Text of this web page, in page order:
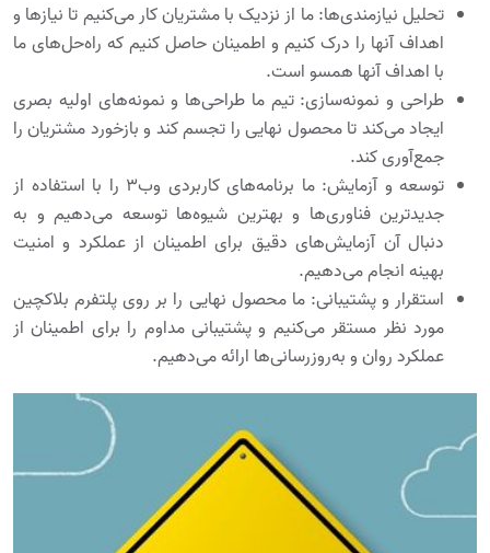
تحلیل نیازمندی‌ها: ما از نزدیک با مشتریان کار می‌کنیم تا نیازها و
اهداف آنها را درک کنیم و اطمینان حاصل کنیم که راه‌حل‌های ما
با اهداف آنها همسو است.
طراحی و نمونه‌سازی: تیم ما طراحی‌ها و نمونه‌های اولیه بصری
ایجاد می‌کند تا محصول نهایی را تجسم کند و بازخورد مشتریان را
جمع‌آوری کند.
توسعه و آزمایش: ما برنامه‌های کاربردی وب۳ را با استفاده از
جدیدترین فناوری‌ها و بهترین شیوه‌ها توسعه می‌دهیم و به
دنبال آن آزمایش‌های دقیق برای اطمینان از عملکرد و امنیت
بهینه انجام می‌دهیم.
استقرار و پشتیبانی: ما محصول نهایی را بر روی پلتفرم بلاکچین
مورد نظر مستقر می‌کنیم و پشتیبانی مداوم را برای اطمینان از
عملکرد روان و به‌روزرسانی‌ها ارائه می‌دهیم.